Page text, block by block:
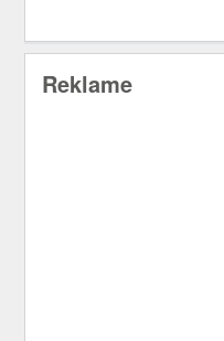
Reklame